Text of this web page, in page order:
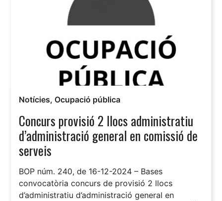
Notícies, Ocupació pública
Concurs provisió 2 llocs administratiu
d’administració general en comissió de
serveis
BOP núm. 240, de 16-12-2024 – Bases
convocatòria concurs de provisió 2 llocs
d’administratiu d’administració general en